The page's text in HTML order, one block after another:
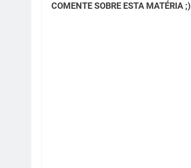
COMENTE SOBRE ESTA MATÉRIA ;)